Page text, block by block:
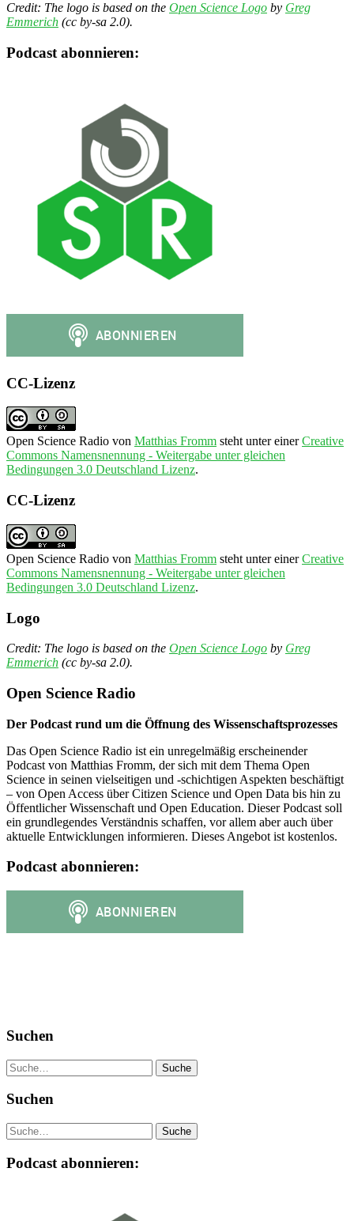
Credit: The logo is based on the Open Science Logo by Greg
Emmerich (cc by-sa 2.0).
Podcast abonnieren:
CC-Lizenz
Open Science Radio von Matthias Fromm steht unter einerCreative
Commons Namensnennung - Weitergabe unter gleichen
Bedingungen 3.0 Deutschland Lizenz.
CC-Lizenz
Open Science Radio von Matthias Fromm steht unter einerCreative
Commons Namensnennung - Weitergabe unter gleichen
Bedingungen 3.0 Deutschland Lizenz.
Logo
Credit: The logo is based on the Open Science Logo by Greg
Emmerich (cc by-sa 2.0).
Open Science Radio
Der Podcast rund um die Öffnung des Wissenschaftsprozesses
Das Open Science Radio ist ein unregelmäßig erscheinender
Podcast von Matthias Fromm, der sich mit dem Thema Open
Science in seinen vielseitigen und -schichtigen Aspekten beschäftigt
– von Open Access über Citizen Science und Open Data bis hin zu
Öffentlicher Wissenschaft und Open Education. Dieser Podcast soll
ein grundlegendes Verständnis schaffen, vor allem aber auch über
aktuelle Entwicklungen informieren. Dieses Angebot ist kostenlos.
Podcast abonnieren:
Suchen
Suche
Suchen
Suche
Podcast abonnieren: